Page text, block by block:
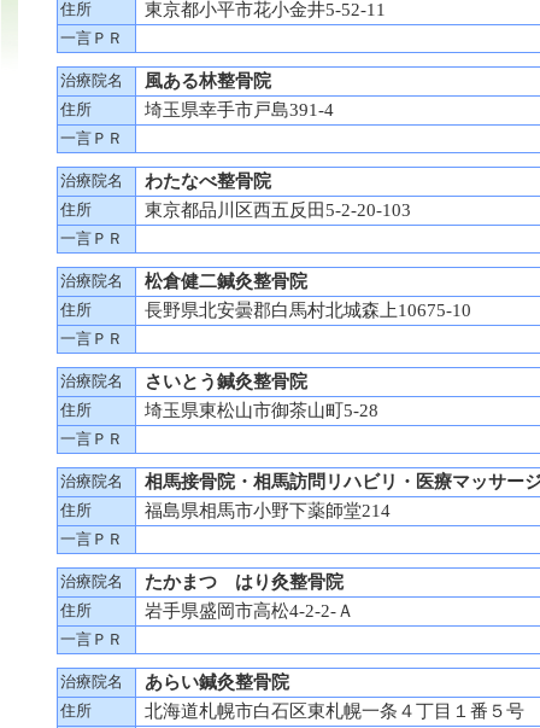
住所 東京都小平市花小金井5-52-11
一言ＰＲ
治療院名 風ある林整骨院
住所 埼玉県幸手市戸島391-4
一言ＰＲ
治療院名 わたなべ整骨院
住所 東京都品川区西五反田5-2-20-103
一言ＰＲ
治療院名 松倉健二鍼灸整骨院
住所 長野県北安曇郡白馬村北城森上10675-10
一言ＰＲ
治療院名 さいとう鍼灸整骨院
住所 埼玉県東松山市御茶山町5-28
一言ＰＲ
治療院名 相馬接骨院・相馬訪問リハビリ・医療マッサー
住所 福島県相馬市小野下薬師堂214
一言ＰＲ
治療院名 たかまつ はり灸整骨院
住所 岩手県盛岡市高松4-2-2-Ａ
一言ＰＲ
治療院名 あらい鍼灸整骨院
住所 北海道札幌市白石区東札幌一条４丁目１番５